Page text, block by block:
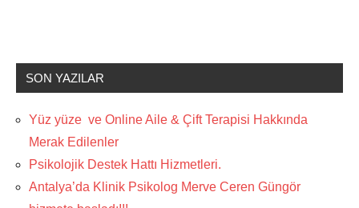
SON YAZILAR
Yüz yüze ve Online Aile & Çift Terapisi Hakkında
Merak Edilenler
Psikolojik Destek Hattı Hizmetleri.
Antalya’da Klinik Psikolog Merve Ceren Güngör